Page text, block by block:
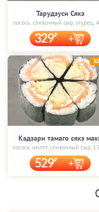
Тарудзуси Сякэ
лосось, сливочный сыр, огурец,
329
Кадзари тамаго сякэ
лосось, омлет, сливочный сыр,
529